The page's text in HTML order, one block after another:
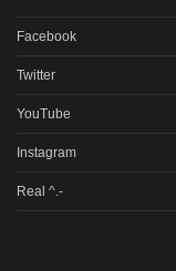
Facebook
Twitter
YouTube
Instagram
Real ^.-